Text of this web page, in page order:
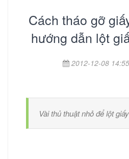
Cách tháo gỡ
hướng dẫn lột
2012-12-08 14:55
Vài thủ thuật nhỏ để lột